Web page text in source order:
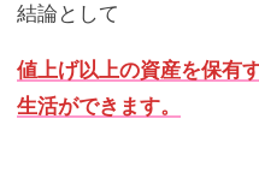
結論として
値上げ以上の資産を保有
生活ができます。